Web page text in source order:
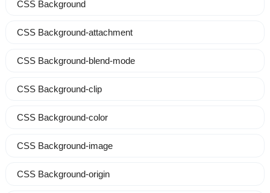
CSS Background
CSS Background-attachment
CSS Background-blend-mode
CSS Background-clip
CSS Background-color
CSS Background-image
CSS Background-origin